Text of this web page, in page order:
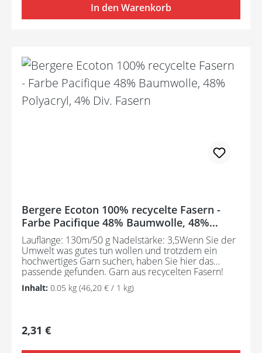
In den Warenkorb
Bergere Ecoton 100% recycelte Fasern -
Farbe Pacifique 48% Baumwolle, 48%
Polyacryl, 4% Div. Fasern
Lauflänge: 130m/50 g Nadelstärke: 3,5Wenn Sie der
Umwelt was gutes tun wollen und trotzdem ein
hochwertiges Garn suchen, haben Sie hier das
passende gefunden. Garn aus recycelten Fasern!
Pflegeanleitung:Waschbar bei 30°C - sehr schonend
/ Wolle(Wollschleudern / nicht schleudern)
Inhalt: 0.05 kg (46,20 € / 1 kg)
Regulärer Preis:
2,31 €